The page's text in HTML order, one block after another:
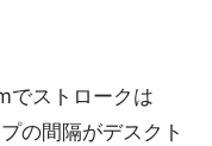
でストロークは
の間隔がデスクト